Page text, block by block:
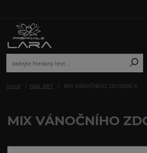
Úvod NAIL ART MIX VÁNOČNÍHO ZDOBENÍ 6
MIX VÁNOČNÍHO